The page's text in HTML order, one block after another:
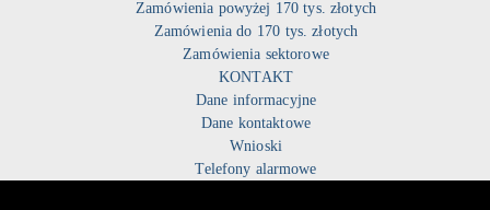
Zamówienia powyżej 170 tys. złotych
Zamówienia do 170 tys. złotych
Zamówienia sektorowe
KONTAKT
Dane informacyjne
Dane kontaktowe
Wnioski
Telefony alarmowe